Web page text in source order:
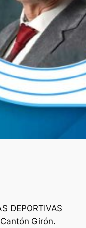
DEPORTIVAS
Cantón Girón.